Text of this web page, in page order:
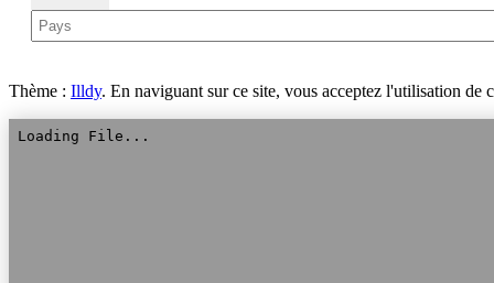
Thème : Illdy. En naviguant sur ce site, vous acceptez l'utilisation de